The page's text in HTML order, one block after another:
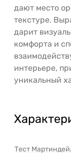
дают место
текстуре.
дарит
комфорта и
интерьере,
уникальный
Тест